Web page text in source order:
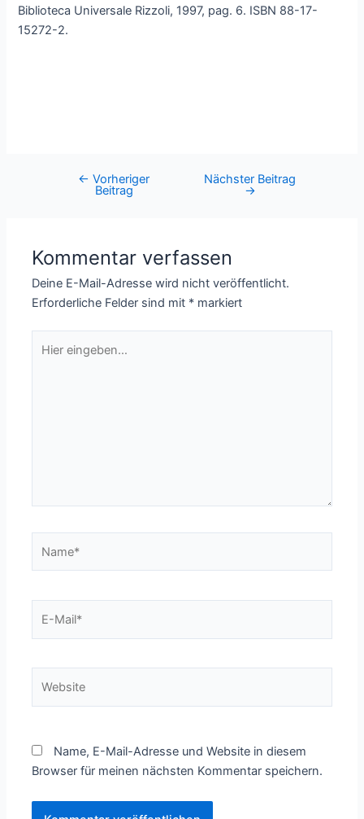
Biblioteca Universale Rizzoli, 1997, pag. 6. ISBN 88-17-
15272-2.
← Vorheriger
Beitrag
Nächster Beitrag
→
Kommentar verfassen
Deine E-Mail-Adresse wird nicht veröffentlicht.
Erforderliche Felder sind mit * markiert
eingeben…
Mail*
Name, E-Mail-Adresse und Website in diesem
Browser für meinen nächsten Kommentar speichern.